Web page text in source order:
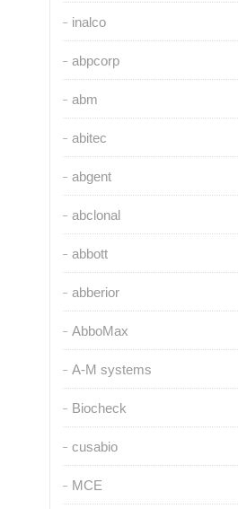
inalco
abpcorp
abm
abitec
abgent
abclonal
abbott
abberior
AbboMax
A-M systems
Biocheck
cusabio
MCE